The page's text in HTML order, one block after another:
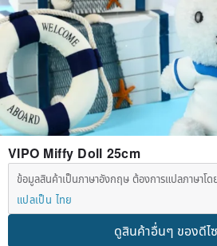
VIPO Miffy Doll 25cm
ข้อมูลสินค้าเป็นภาษาอังกฤษ ต้องการแปลภาษาโ
แปลเป็น ไทย
ดูสินค้าอื่นๆ ของดีไ